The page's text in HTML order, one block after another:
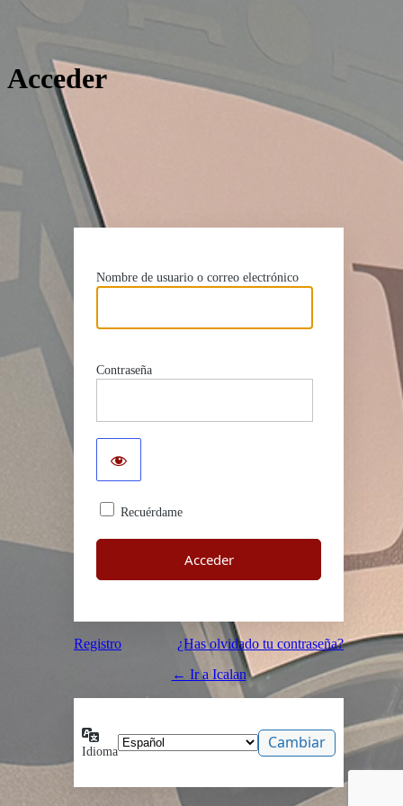
Acceder
Nombre de usuario o correo electrónico
Contraseña
Recuérdame
Registro
¿Has olvidado tu contraseña?
← Ir a Icalan
Idioma